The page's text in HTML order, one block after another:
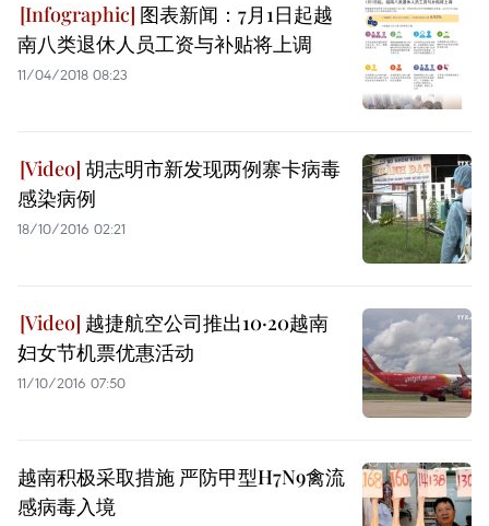
图表新闻：7月1日起越
南八类退休人员工资与补贴将上调
11/04/2018 08:23
胡志明市新发现两例寨卡病毒
感染病例
18/10/2016 02:21
越捷航空公司推出10·20越南
妇女节机票优惠活动
11/10/2016 07:50
越南积极采取措施 严防甲型H7N9禽流
感病毒入境